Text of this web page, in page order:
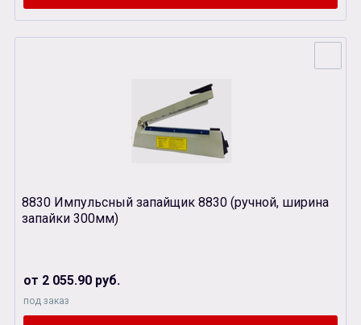
8830 Импульсный запайщик 8830 (ручной, ширина
запайки 300мм)
от 2 055.90 руб.
под заказ